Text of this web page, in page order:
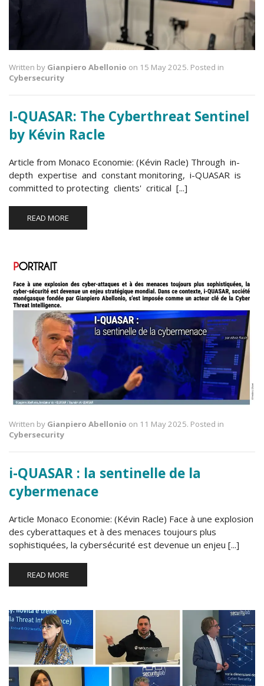
Written by Gianpiero Abellonio on 15 May 2025. Posted in
Cybersecurity
I-QUASAR: The Cyberthreat Sentinel
by Kévin Racle
Article from Monaco Economie: (Kévin Racle) Through in-
depth expertise and constant monitoring, i-QUASAR is
committed to protecting clients' critical [...]
READ MORE
Written by Gianpiero Abellonio on 11 May 2025. Posted in
Cybersecurity
i-QUASAR : la sentinelle de la
cybermenace
Article Monaco Economie: (Kévin Racle) Face à une explosion
des cyberattaques et à des menaces toujours plus
sophistiquées, la cybersécurité est devenue un enjeu [...]
READ MORE